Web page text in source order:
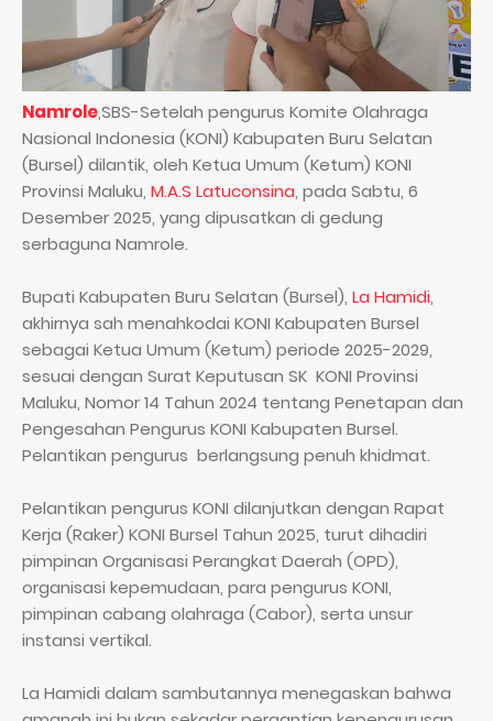
Namrole,SBS-Setelah pengurus Komite Olahraga
Nasional Indonesia (KONI) Kabupaten Buru Selatan
(Bursel) dilantik, oleh Ketua Umum (Ketum) KONI
Provinsi Maluku, M.A.S Latuconsina, pada Sabtu, 6
Desember 2025, yang dipusatkan di gedung
serbaguna Namrole.
Bupati Kabupaten Buru Selatan (Bursel), La Hamidi,
akhirnya sah menahkodai KONI Kabupaten Bursel
sebagai Ketua Umum (Ketum) periode 2025-2029,
sesuai dengan Surat Keputusan SK KONI Provinsi
Maluku, Nomor 14 Tahun 2024 tentang Penetapan dan
Pengesahan Pengurus KONI Kabupaten Bursel.
Pelantikan pengurus berlangsung penuh khidmat.
Pelantikan pengurus KONI dilanjutkan dengan Rapat
Kerja (Raker) KONI Bursel Tahun 2025, turut dihadiri
pimpinan Organisasi Perangkat Daerah (OPD),
organisasi kepemudaan, para pengurus KONI,
pimpinan cabang olahraga (Cabor), serta unsur
instansi vertikal.
La Hamidi dalam sambutannya menegaskan bahwa